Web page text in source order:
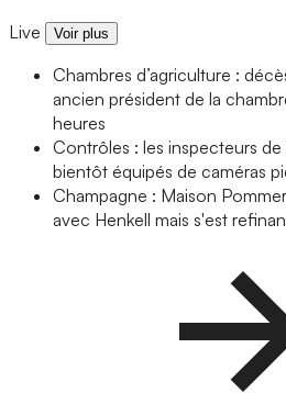
Live Voir plus
Chambres d’agriculture :
ancien président de la
heures
Contrôles : les inspecteurs de
bientôt équipés de caméras
Champagne : Maison
avec Henkell mais s'est